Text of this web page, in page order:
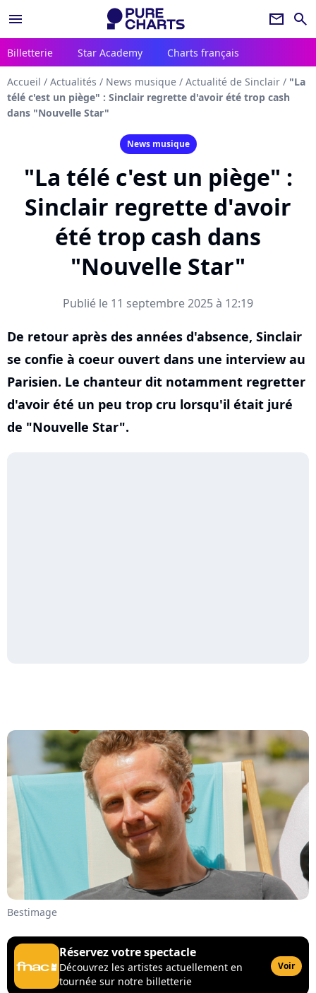
menu newsletter search
Billetterie Star Academy Charts français
Accueil / Actualités / News musique / Actualité de Sinclair / "La
télé c'est un piège" : Sinclair regrette d'avoir été trop cash
dans "Nouvelle Star"
News musique
"La télé c'est un piège" :
Sinclair regrette d'avoir
été trop cash dans
"Nouvelle Star"
Publié le 11 septembre 2025 à 12:19
De retour après des années d'absence, Sinclair
se confie à coeur ouvert dans une interview au
Parisien. Le chanteur dit notamment regretter
d'avoir été un peu trop cru lorsqu'il était juré
de "Nouvelle Star".
Bestimage
Réservez votre spectacle
Découvrez les artistes actuellement en
tournée sur notre billetterie
Voir